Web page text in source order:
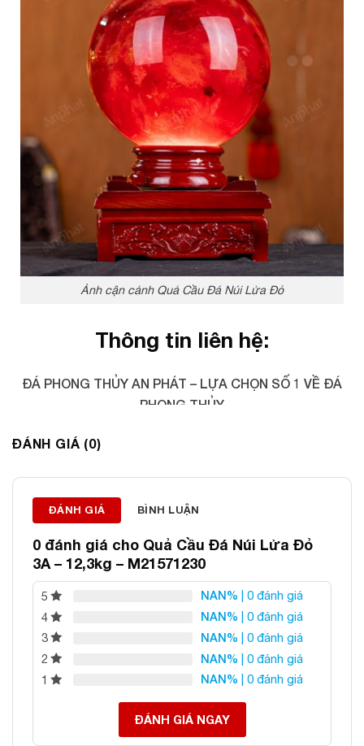
Ảnh cận cảnh Quả Cầu Đá Núi Lửa Đỏ
Thông tin liên hệ:
ĐÁ PHONG THỦY AN PHÁT – LỰA CHỌN SỐ 1 VỀ ĐÁ
PHONG THỦY
ĐÁNH GIÁ (0)
ĐÁNH GIÁ BÌNH LUẬN
0 đánh giá cho Quả Cầu Đá Núi Lửa Đỏ
3A – 12,3kg – M21571230
5 NAN% | 0 đánh giá
4
NAN% | 0 đánh giá
3
NAN% | 0 đánh giá
2
NAN% | 0 đánh giá
1
NAN% | 0 đánh giá
ĐÁNH GIÁ NGAY